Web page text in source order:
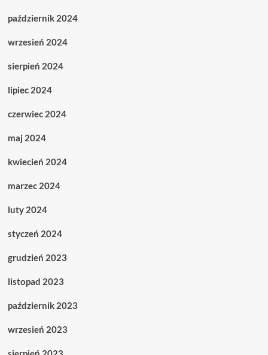
październik 2024
wrzesień 2024
sierpień 2024
lipiec 2024
czerwiec 2024
maj 2024
kwiecień 2024
marzec 2024
luty 2024
styczeń 2024
grudzień 2023
listopad 2023
październik 2023
wrzesień 2023